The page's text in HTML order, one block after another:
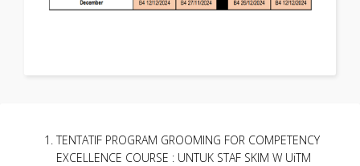
TENTATIF PROGRAM GROOMING FOR COMPETENCY
EXCELLENCE COURSE : UNTUK STAF SKIM W UiTM